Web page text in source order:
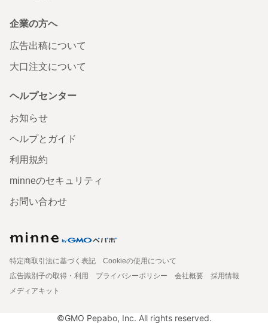
企業の方へ
広告出稿について
大口注文について
ヘルプセンター
お知らせ
ヘルプとガイド
利用規約
minneのセキュリティ
お問い合わせ
特定商取引法に基づく表記
Cookieの使用について
広告識別子の取得・利用
プライバシーポリシー 会社概要
採用情報
メディアキット
©GMO Pepabo, Inc. All rights reserved.